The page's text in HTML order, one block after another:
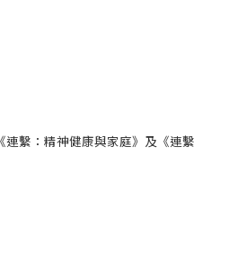
繫：精神健康與家庭》及《連繫